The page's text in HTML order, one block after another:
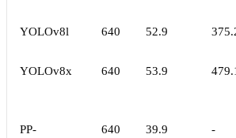
YOLOv8l 640 52.9
YOLOv8x 640 53.9
PP-
640 39.9 -